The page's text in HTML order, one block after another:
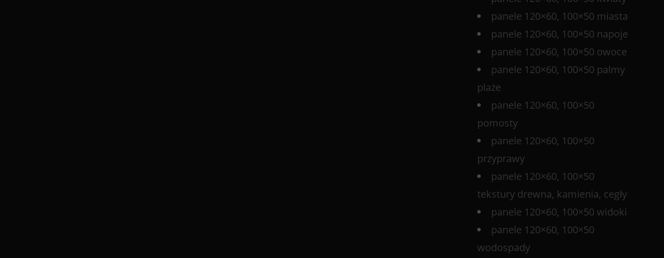
panele 120×60, 100×50 miasta
panele 120×60, 100×50 napoje
panele 120×60, 100×50 owoce
panele 120×60, 100×50 palmy
plaże
panele 120×60, 100×50
pomosty
panele 120×60, 100×50
przyprawy
panele 120×60, 100×50
tekstury drewna, kamienia, cegły
panele 120×60, 100×50 widoki
panele 120×60, 100×50
wodospady